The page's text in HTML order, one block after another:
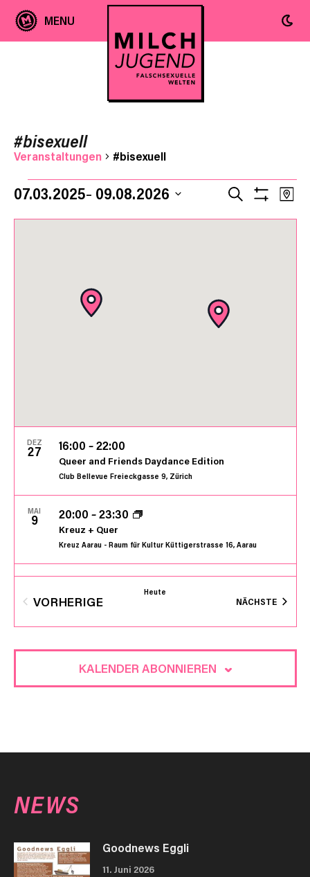
#bisexuell
Veranstaltungen #bisexuell
Veranstaltungen SUCHE
07.03.2025 09.08.2026
DEZ
27
Queer and Friends Daydance Edition
16:00 –22:00
Club Bellevue Freieckgasse 9, Zürich
MAI
9
Kreuz + Quer
20:00 –23:30
Kreuz Aarau - Raum für Kultur Küttigerstrasse 16, Aarau
APR
Kreuz + Quer
MRZ
7
Kreuz + Quer
20:00–23:30
Kreuz Aarau - Raum für Kultur Küttigerstrasse 16, Aarau
VORHERIGE
Heute
NÄCHSTE
KALENDER ABONNIEREN
NEWS
Goodnews Eggli
11. Juni 2026